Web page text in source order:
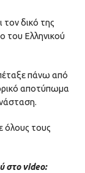
τον δικό της
του Ελληνικού
πάνω από
αποτύπωμα
όλους τους
στο video: